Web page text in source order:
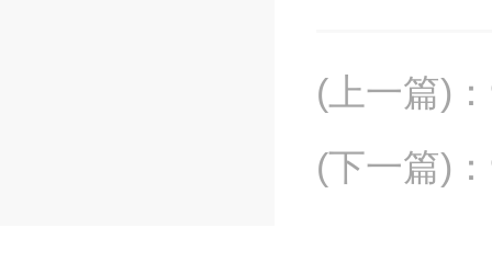
(上一篇) ：
(下一篇) ：